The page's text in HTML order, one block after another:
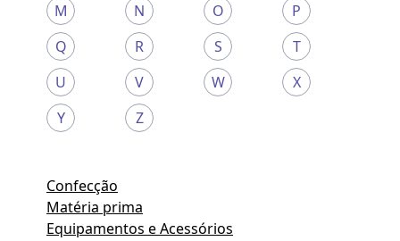
M
N O
P
Q
R S
T
U
V W
X
Y
Z
Confecção
Matéria prima
Equipamentos e Acessórios